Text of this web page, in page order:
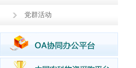
党群活动